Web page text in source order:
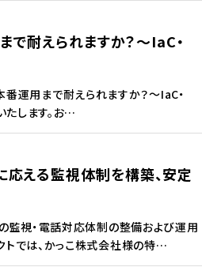
で耐えられますか？～IaC・
番運用まで耐えられますか？～IaC・
します。お…
応える監視体制を構築、安定
監視・電話対応体制の整備および運用
トでは、かっこ株式会社様の特…